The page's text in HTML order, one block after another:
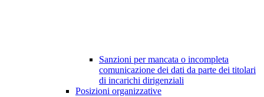
Sanzioni per mancata o incompleta
comunicazione dei dati da parte dei titolari
di incarichi dirigenziali
Posizioni organizzative